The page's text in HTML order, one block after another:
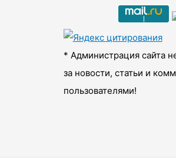
ы
* Администрация сайта
за новости, статьи и
пользователями!